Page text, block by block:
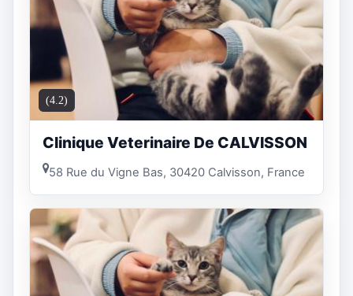
(4.2)
Clinique Veterinaire De CALVISSON
58 Rue du Vigne Bas, 30420 Calvisson, France